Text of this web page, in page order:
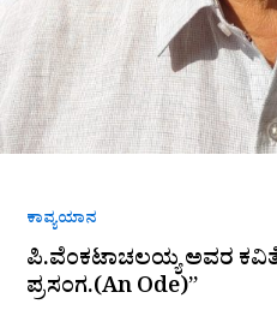
ಕಾವ್ಯಯಾನ
ಪಿ.ವೆಂಕಟಾಚಲಯ್ಯ ಅವರ
ಪ್ರಸಂಗ.(An Ode)”